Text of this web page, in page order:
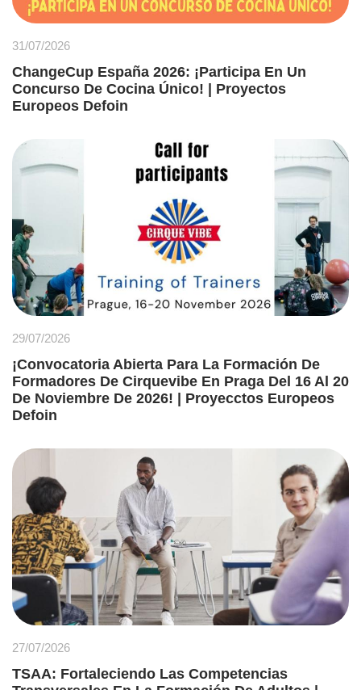
31/07/2026
ChangeCup España 2026: ¡Participa En Un
Concurso De Cocina Único! | Proyectos
Europeos Defoin
29/07/2026
¡Convocatoria Abierta Para La Formación De
Formadores De Cirquevibe En Praga Del 16 Al 20
De Noviembre De 2026! | Proyecctos Europeos
Defoin
27/07/2026
TSAA: Fortaleciendo Las Competencias